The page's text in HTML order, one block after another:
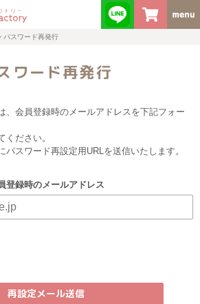
パスワード再発行
ワード再発行
、会員登録時のメールアドレスを下記フォー
ください。
パスワード再設定用URLを送信いたします。
登録時のメールアドレス
再設定メール送信